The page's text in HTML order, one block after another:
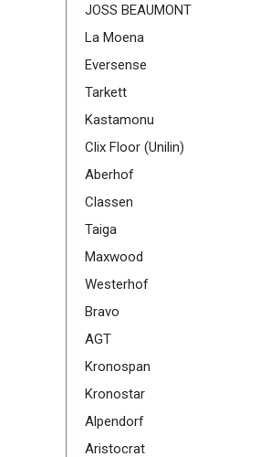
JOSS BEAUMONT
La Moena
Eversense
Tarkett
Kastamonu
Clix Floor (Unilin)
Aberhof
Classen
Taiga
Maxwood
Westerhof
Bravo
AGT
Kronospan
Kronostar
Alpendorf
Aristoсrat